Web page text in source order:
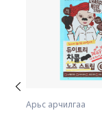
Арьс арчилгаа